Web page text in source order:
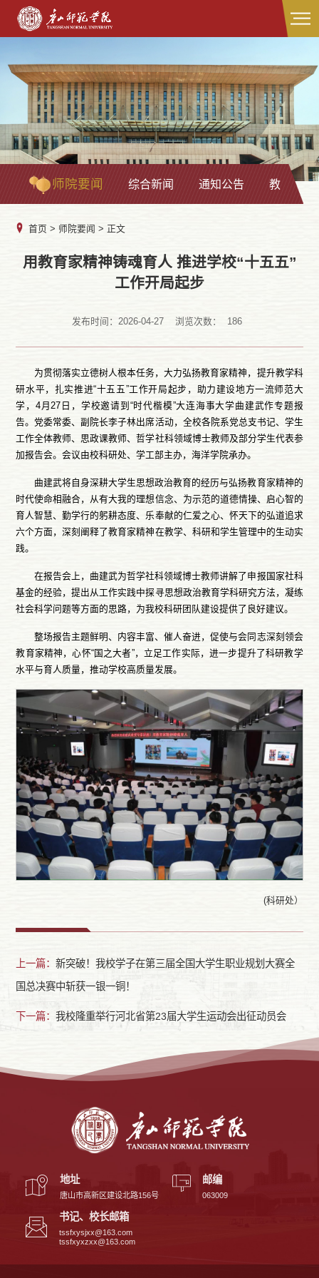
师院要闻 综合新闻 通知公告 教学科研
首页 > 师院要闻 > 正文
用教育家精神铸魂育人 推进学校“十五五”
工作开局起步
发布时间：2026-04-27 浏览次数： 186
为贯彻落实立德树人根本任务，大力弘扬教育家精神，提升教学科
研水平，扎实推进“十五五”工作开局起步，助力建设地方一流师范大
学，4月27日，学校邀请到“时代楷模”大连海事大学曲建武作专题报
告。党委常委、副院长李子林出席活动，全校各院系党总支书记、学生
工作全体教师、思政课教师、哲学社科领域博士教师及部分学生代表参
加报告会。会议由校科研处、学工部主办，海洋学院承办。
曲建武将自身深耕大学生思想政治教育的经历与弘扬教育家精神的
时代使命相融合，从有大我的理想信念、为示范的道德情操、启心智的
育人智慧、勤学行的躬耕态度、乐奉献的仁爱之心、怀天下的弘道追求
六个方面，深刻阐释了教育家精神在教学、科研和学生管理中的生动实
践。
在报告会上，曲建武为哲学社科领域博士教师讲解了申报国家社科
基金的经验，提出从工作实践中探寻思想政治教育学科研究方法，凝练
社会科学问题等方面的思路，为我校科研团队建设提供了良好建议。
整场报告主题鲜明、内容丰富、催人奋进，促使与会同志深刻领会
教育家精神，心怀“国之大者”，立足工作实际，进一步提升了科研教学
水平与育人质量，推动学校高质量发展。
(科研处）
上一篇：新突破！我校学子在第三届全国大学生职业规划大赛全
国总决赛中斩获一银一铜！
下一篇：我校隆重举行河北省第23届大学生运动会出征动员会
地址
唐山市高新区建设北路156号
邮编
063009
书记、校长邮箱
tssfxysjxx@163.com
tssfxyxzxx@163.com